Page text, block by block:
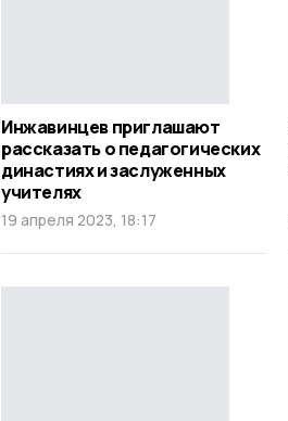
Инжавинцев приглашают
рассказать о педагогических
династиях и заслуженных
учителях
19 апреля 2023, 18:17